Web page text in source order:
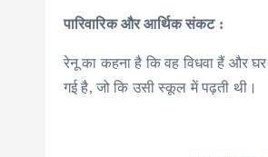
पारिवारिक और आर्थिक संकट :
रेनू का कहना है कि वह विधवा हैं और
गई है, जो कि उसी स्कूल में पढ़ती थी।